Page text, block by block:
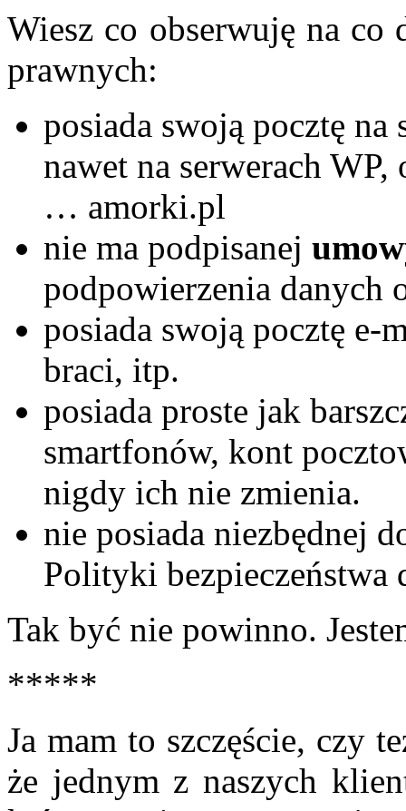
Wiesz co obserwuję na co
prawnych:
posiada swoją pocztę
nawet na serwerach
… amorki.pl
nie ma podpisanej
podpowierzenia danych
posiada swoją pocztę e-
braci, itp.
posiada proste jak
smartfonów, kont
nigdy ich nie zmienia.
nie posiada niezbędnej
Polityki bezpieczeństwa
Tak być nie powinno.
*****
Ja mam to szczęście, czy
że jednym z naszych